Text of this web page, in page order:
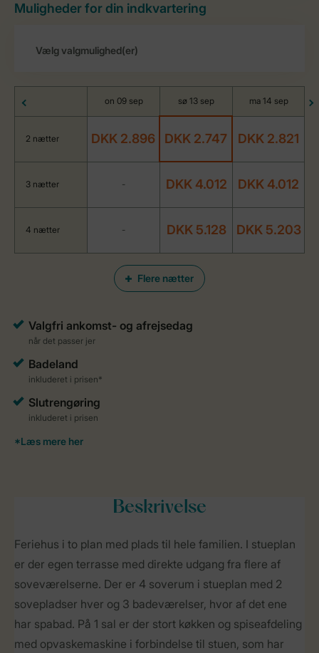
Muligheder for din indkvartering
Flere nætter
on 09 sep sø 13 sep ma 14 sep
2 nætter DKK 2.896 DKK 2.747 DKK 2.821
3 nætter - DKK 4.012 DKK 4.012
4 nætter - DKK 5.128 DKK 5.203
Beskrivelse
Feriehus i to plan med plads til hele familien. I stueplan
er der egen terrasse med direkte udgang fra flere af
soveværelserne. Der er 4 soverum i stueplan med 2
sovepladser hver og 3 badeværelser, hvor af det ene
har spabad. På 1 sal er der stort køkken og spiseafdeling
med opvaskemaskine i forbindelse til stuen, som har